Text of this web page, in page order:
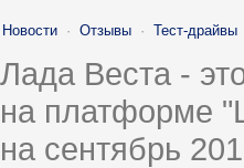
Новости · Отзывы · Тест-драйвы
Лада Веста -
на платформе
на сентябрь